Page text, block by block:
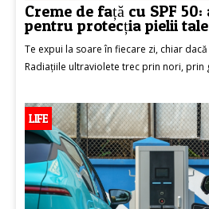
Creme de față cu SPF
pentru protecția pielii tale
Te expui la soare în fiecare zi, chiar
Radiațiile ultraviolete trec prin nori, prin
LIFE